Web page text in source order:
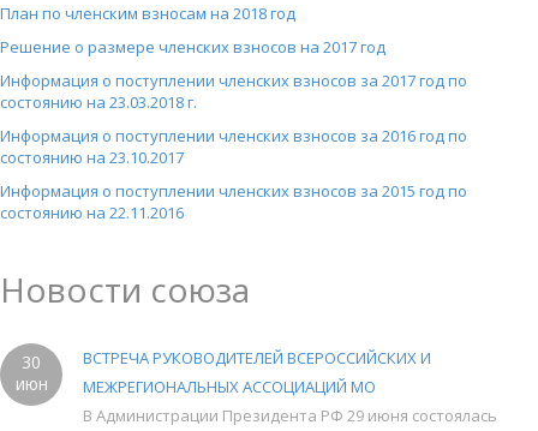
План по членским взносам на 2018 год
Решение о размере членских взносов на 2017 год
Информация о поступлении членских взносов за 2017 год по
состоянию на 23.03.2018 г.
Информация о поступлении членских взносов за 2016 год по
состоянию на 23.10.2017
Информация о поступлении членских взносов за 2015 год по
состоянию на 22.11.2016
Новости союза
30
июн
ВСТРЕЧА РУКОВОДИТЕЛЕЙ ВСЕРОССИЙСКИХ И
МЕЖРЕГИОНАЛЬНЫХ АССОЦИАЦИЙ МО
В Администрации Президента РФ 29 июня состоялась